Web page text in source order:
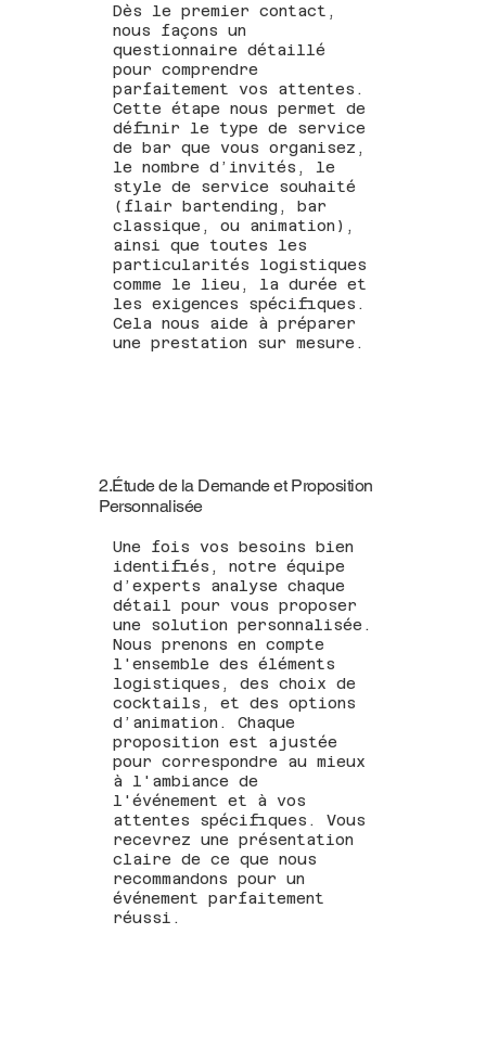
Dès le premier contact,
nous façons un
questionnaire détaillé
pour comprendre
parfaitement vos attentes.
Cette étape nous permet de
définir le type de service
de bar que vous organisez,
le nombre d’invités, le
style de service souhaité
(flair bartending, bar
classique, ou animation),
ainsi que toutes les
particularités logistiques
comme le lieu, la durée et
les exigences spécifiques.
Cela nous aide à préparer
une prestation sur mesure.
2.Étude de la Demande et Proposition
Personnalisée
Une fois vos besoins bien
identifiés, notre équipe
d’experts analyse chaque
détail pour vous proposer
une solution personnalisée.
Nous prenons en compte
l'ensemble des éléments
logistiques, des choix de
cocktails, et des options
d’animation. Chaque
proposition est ajustée
pour correspondre au mieux
à l'ambiance de
l'événement et à vos
attentes spécifiques. Vous
recevrez une présentation
claire de ce que nous
recommandons pour un
événement parfaitement
réussi.